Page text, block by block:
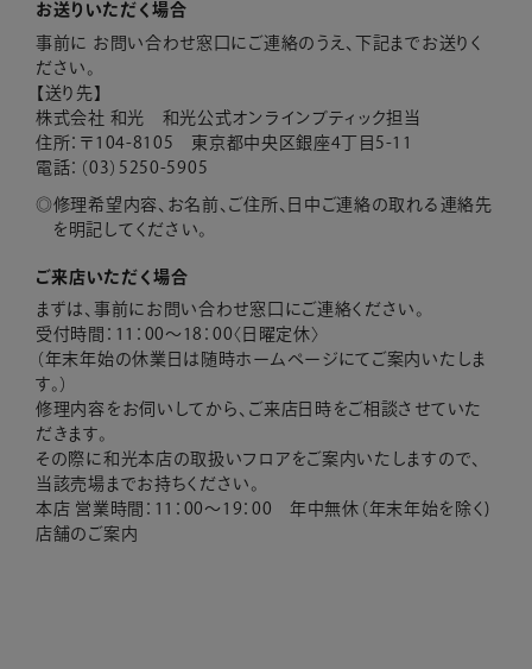
お送りいただく場合
事前に お問い合わせ窓口にご連絡のうえ、下記までお送りく
ださい。
【送り先】
株式会社 和光 和光公式オンラインブティック担当
住所：〒104-8105 東京都中央区銀座4丁目5-11
電話：（03）5250-5905
修理希望内容、お名前、ご住所、日中ご連絡の取れる連絡先
を明記してください。
ご来店いただく場合
まずは、事前にお問い合わせ窓口にご連絡ください。
受付時間：11：00～18：00〈日曜定休〉
（年末年始の休業日は随時ホームページにてご案内いたしま
す。）
修理内容をお伺いしてから、ご来店日時をご相談させていた
だきます。
その際に和光本店の取扱いフロアをご案内いたしますので、
当該売場までお持ちください。
本店 営業時間：11：00～19：00 年中無休（年末年始を除く)
店舗のご案内